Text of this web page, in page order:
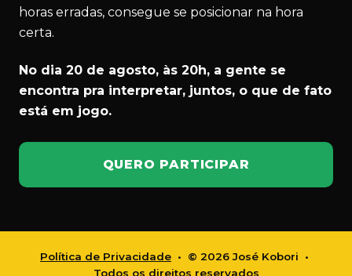
horas erradas, consegue se posicionar na hora
certa.
No dia 20 de agosto, às 20h, a gente se
encontra pra interpretar, juntos, o que de fato
está em jogo.
QUERO PARTICIPAR
Política de Privacidade • © 2026 José Kobori •
Todos os direitos reservados